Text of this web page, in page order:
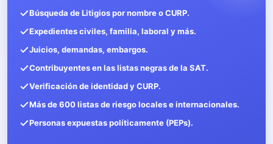
Búsqueda de Litigios por nombre o CURP.
Expedientes civiles, familia, laboral y más.
Juicios, demandas, embargos.
Contribuyentes en las listas negras de la SAT.
Verificación de identidad y CURP.
Más de 600 listas de riesgo locales e internacionales.
Personas expuestas políticamente (PEPs).